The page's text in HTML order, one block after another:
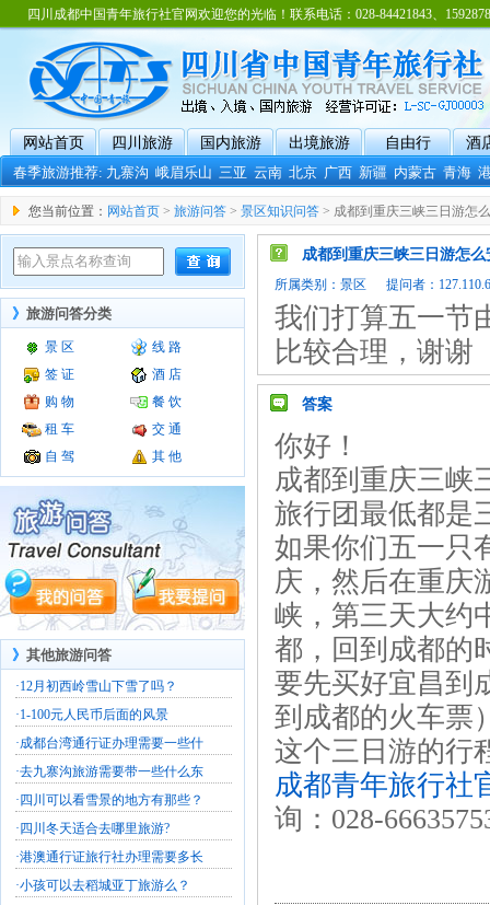
四川成都中国青年旅行社官网欢迎您的光临！联系电话：028-84421843、
网站首页 四川旅游 国内旅游 出境旅游 自由行
酒
春季旅游推荐:九寨沟 峨眉乐山 三亚 云南 北京 广西 新疆 内蒙古 青海
您当前位置： 网站首页 > 旅游问答 > 景区知识问答 > 成都到重庆三峡三日游怎
》 旅游问答分类
景 区
线 路
签 证
酒 店
购 物
餐 饮
租 车
交 通
自 驾
其 他
》 其他旅游问答
·12月初西岭雪山下雪了吗？
·1-100元人民币后面的风景
·成都台湾通行证办理需要一些什
·去九寨沟旅游需要带一些什么东
· 四川可以看雪景的地方有那些？
· 四川冬天适合去哪里旅游?
·港澳通行证旅行社办理需要多长
·小孩可以去稻城亚丁旅游么？
成都到重庆三峡三日游怎
所属类别： 景区 提问者：
我们打算五一节
比较合理，谢谢
答案
你好！
成都到重庆三峡
旅行团最低都是
如果你们五一只
庆，然后在重庆
峡，第三天大约
都，回到成都的
要先买好宜昌到
到成都的火车票
这个三日游的行
成都青年旅行社
询：028-